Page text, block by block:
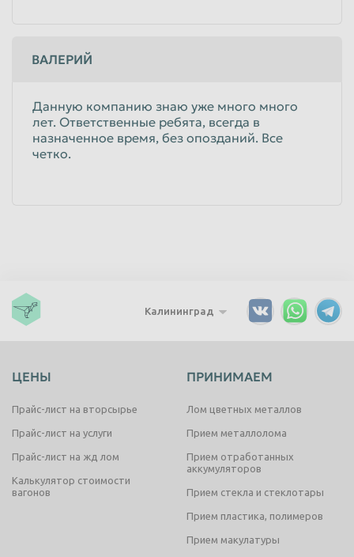
ВАЛЕРИЙ
Данную компанию знаю уже много много
лет. Ответственные ребята, всегда в
назначенное время, без опозданий. Все
четко.
Калининград
ЦЕНЫ
Прайс-лист на вторсырье
Прайс-лист на услуги
Прайс-лист на жд лом
Калькулятор стоимости
вагонов
ПРИНИМАЕМ
Лом цветных металлов
Прием металлолома
Прием отработанных
аккумуляторов
Прием стекла и стеклотары
Прием пластика, полимеров
Прием макулатуры